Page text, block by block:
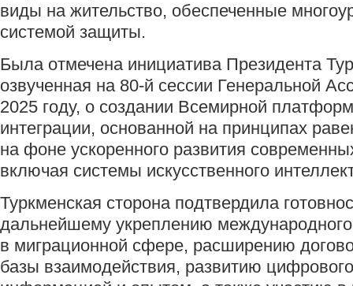
виды на жительство, обеспеченные
системой защиты.
Была отмечена инициатива Президента
озвученная на 80-й сессии Генеральной
2025 году, о создании Всемирной
интеграции, основанной на принципах
на фоне ускоренного развития
включая системы искусственного
Туркменская сторона подтвердила
дальнейшему укреплению международного
в миграционной сфере, расширению
базы взаимодействия, развитию